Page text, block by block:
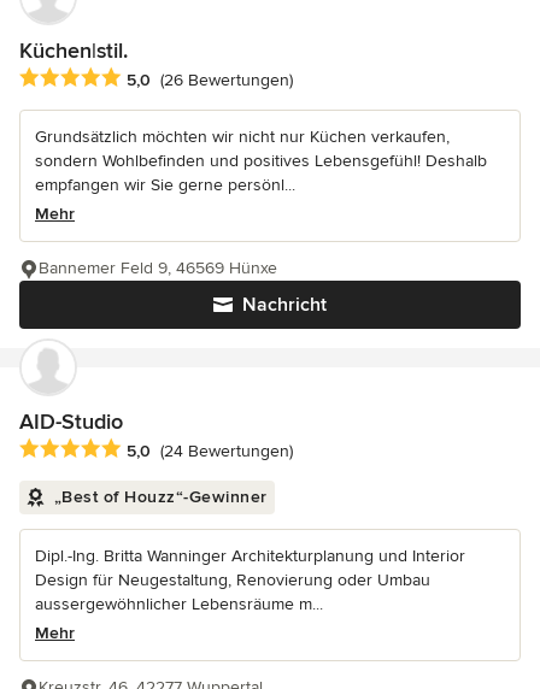
Küchen|stil.
Durchschnittliche Bewertung: 5 von 5 Sternen
5,0 (26 Bewertungen)
Grundsätzlich möchten wir nicht nur Küchen verkaufen,
sondern Wohlbefinden und positives Lebensgefühl! Deshalb
empfangen wir Sie gerne persönl...
Mehr
Nachricht
Bannemer Feld 9, 46569 Hünxe
AID-Studio
Durchschnittliche Bewertung: 5 von 5 Sternen
5,0 (24 Bewertungen)
„Best of Houzz“-Gewinner
Dipl.-Ing. Britta Wanninger Architekturplanung und Interior
Design für Neugestaltung, Renovierung oder Umbau
aussergewöhnlicher Lebensräume m...
Mehr